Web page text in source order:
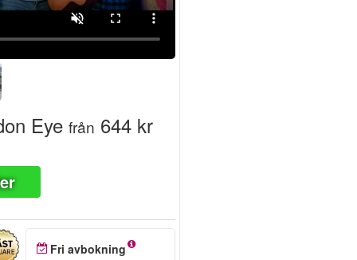
Eye från 644 kr
Fri avbokning